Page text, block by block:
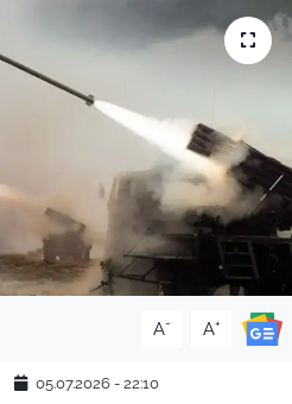
A- A+
05.07.2026 - 22:10